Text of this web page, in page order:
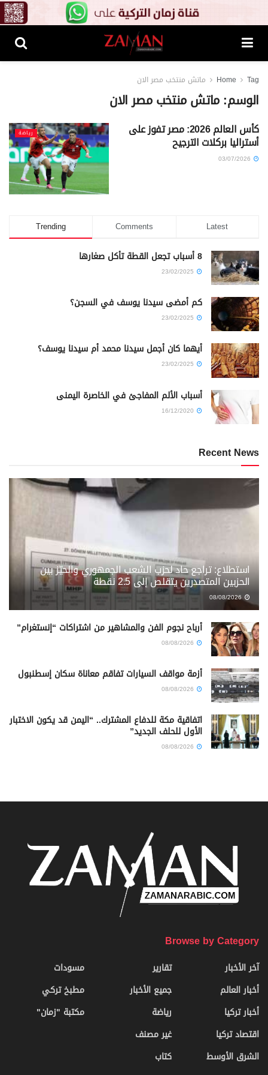
Home Tag ماتش منتخب مصر الان
الوسم:ماتش منتخب مصر الان
رياضة كأس العالم 2026: مصر تفوز على
أستراليا بركلات الترجيح
Trending Comments Latest
8 أسباب تجعل القطة تأكل صغارها
كم أمضى سيدنا يوسف في السجن؟
أيهما كان أجمل سيدنا محمد أم سيدنا يوسف؟
أسباب الألم المفاجئ في الخاصرة اليمنى
Recent News
استطلاع: تراجع حاد لحزب الشعب الجمهوري والحيّز بين
الحزبين المتصدرين يتقلص إلى 2.5 نقطة
08/08/2026
أرباح نجوم الفن والمشاهير من اشتراكات “إنستغرام”
أزمة مواقف السيارات تفاقم معاناة سكان إسطنبول
اتفاقية مكة للدفاع المشترك.. “اليمن قد يكون الاختبار
الأول للحلف الجديد”
Browse by Category
آخر الأخبار
أخبار العالم
أخبار تركيا
اقتصاد تركيا
الشرق الأوسط
تقارير
جميع الأخبار
رياضة
غير مصنف
كتاب
مسودات
مطبخ تركي
مكتبة "زمان"